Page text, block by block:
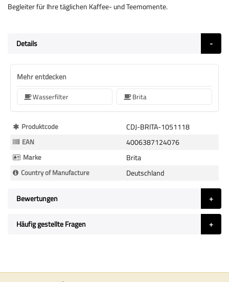
Begleiter für Ihre täglichen Kaffee- und Teemomente.
Details
Mehr entdecken
Wasserfilter Brita
Mehr
Informationen
Produktcode CDJ-BRITA-1051118
EAN 4006387124076
Marke Brita
Country of Manufacture Deutschland
Bewertungen
Häufig gestellte Fragen